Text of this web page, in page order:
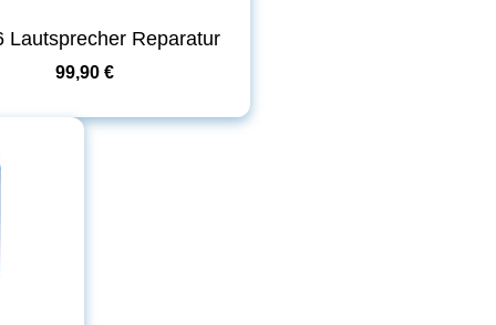
Lautsprecher Reparatur
99,90 €